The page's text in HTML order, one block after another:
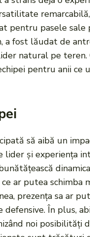
pentru pasele
a fost lăudat de
natural pe
pentru anii ce
să aibă un
lider și experiența
ar putea schimba
prezența sa ar
În plus,
noi posibilități